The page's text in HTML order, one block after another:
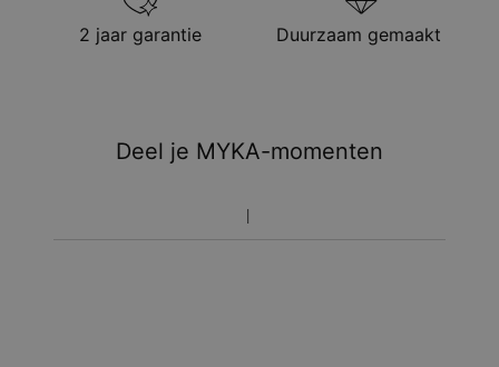
2 jaar garantie Duurzaam gemaakt
Deel je MYKA-momenten